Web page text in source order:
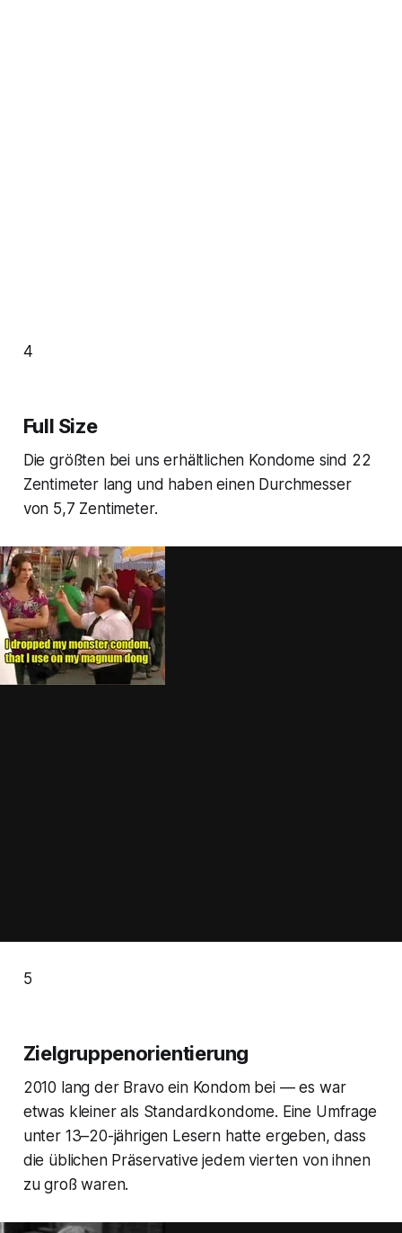
4
Full Size
Die größten bei uns erhältlichen Kondome sind 22
Zentimeter lang und haben einen Durchmesser
von 5,7 Zentimeter.
5
Zielgruppenorientierung
2010 lang der Bravo ein Kondom bei — es war
etwas kleiner als Standardkondome. Eine Umfrage
unter 13–20-jährigen Lesern hatte ergeben, dass
die üblichen Präservative jedem vierten von ihnen
zu groß waren.